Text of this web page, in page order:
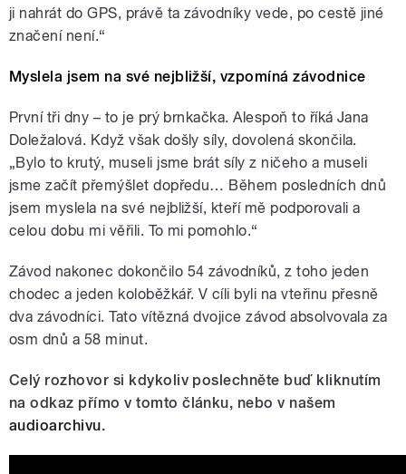
ji nahrát do GPS, právě ta závodníky vede, po cestě jiné
značení není.“
Myslela jsem na své nejbližší, vzpomíná závodnice
První tři dny – to je prý brnkačka. Alespoň to říká Jana
Doležalová. Když však došly síly, dovolená skončila.
„Bylo to krutý, museli jsme brát síly z ničeho a museli
jsme začít přemýšlet dopředu… Během posledních dnů
jsem myslela na své nejbližší, kteří mě podporovali a
celou dobu mi věřili. To mi pomohlo.“
Závod nakonec dokončilo 54 závodníků, z toho jeden
chodec a jeden koloběžkář. V cíli byli na vteřinu přesně
dva závodníci. Tato vítězná dvojice závod absolvovala za
osm dnů a 58 minut.
Celý rozhovor si kdykoliv poslechněte buď kliknutím
na odkaz přímo v tomto článku, nebo v našem
audioarchivu.